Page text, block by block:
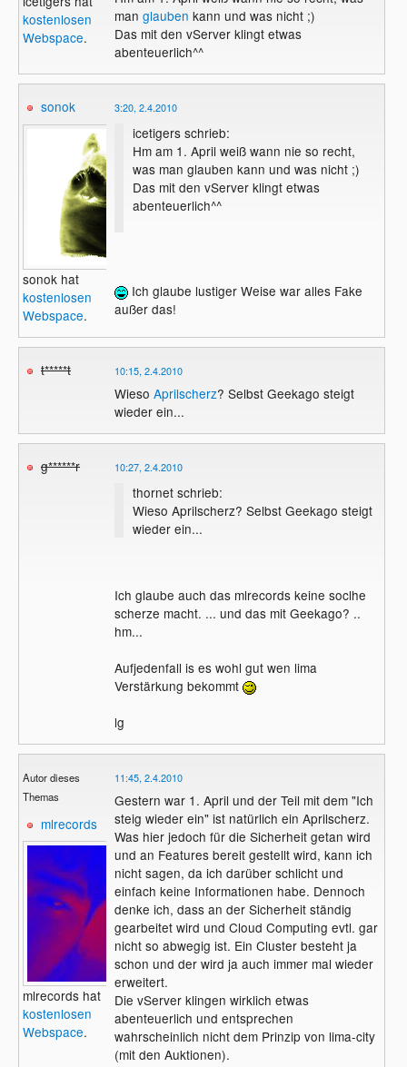
kostenlosen
Webspace.
man glauben kann und was nicht ;)
Das mit den vServer klingt etwas
abenteuerlich^^
sonok
sonok hat
kostenlosen
Webspace.
3:20, 2.4.2010
icetigers schrieb:
Hm am 1. April weiß wann nie so recht,
was man glauben kann und was nicht ;)
Das mit den vServer klingt etwas
abenteuerlich^^
Ich glaube lustiger Weise war alles Fake
außer das!
t*****t 10:15, 2.4.2010
Wieso Aprilscherz? Selbst Geekago steigt
wieder ein...
g******r 10:27, 2.4.2010
thornet schrieb:
Wieso Aprilscherz? Selbst Geekago steigt
wieder ein...
Ich glaube auch das mlrecords keine soclhe
scherze macht. ... und das mit Geekago? ..
hm...
Aufjedenfall is es wohl gut wen lima
Verstärkung bekommt
lg
Autor dieses
Themas
mlrecords
mlrecords hat
kostenlosen
Webspace.
11:45, 2.4.2010
Gestern war 1. April und der Teil mit dem "Ich
steig wieder ein" ist natürlich ein Aprilscherz.
Was hier jedoch für die Sicherheit getan wird
und an Features bereit gestellt wird, kann ich
nicht sagen, da ich darüber schlicht und
einfach keine Informationen habe. Dennoch
denke ich, dass an der Sicherheit ständig
gearbeitet wird und Cloud Computing evtl. gar
nicht so abwegig ist. Ein Cluster besteht ja
schon und der wird ja auch immer mal wieder
erweitert.
Die vServer klingen wirklich etwas
abenteuerlich und entsprechen
wahrscheinlich nicht dem Prinzip von lima-city
(mit den Auktionen).